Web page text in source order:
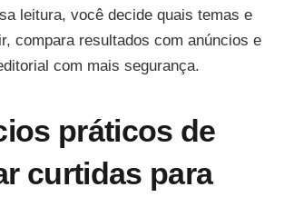
leitura, você decide quais temas e
compara resultados com anúncios e
com mais segurança.
práticos de
curtidas para